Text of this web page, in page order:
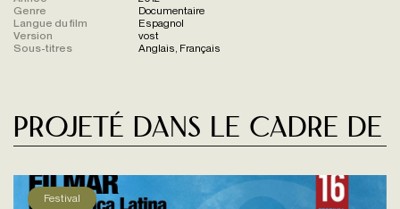
Genre
Documentaire
Langue du film
Espagnol
Version
vost
Sous-titres
Anglais, Français
Projeté dans le cadre de
Festival